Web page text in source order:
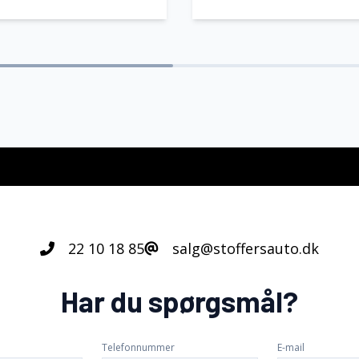
22 10 18 85 salg@stoffersauto.dk
Har du spørgsmål?
Telefonnummer E-mail